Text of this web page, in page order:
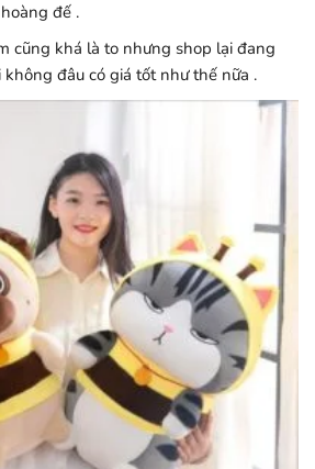
đế .
cũng khá là to nhưng shop lại đang
đâu có giá tốt như thế nữa .